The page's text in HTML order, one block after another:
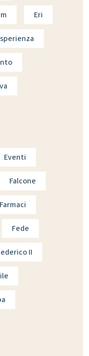
Eri
Eventi
Falcone
Farmaci
Fede
II